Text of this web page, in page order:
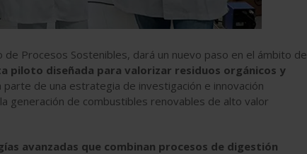
Procesos Sostenibles, dará un nuevo paso en el ámbito de
piloto diseñada para valorizar residuos orgánicos y
de una estrategia de investigación e innovación
generación de combustibles renovables de alto valor
avanzadas que combinan procesos de digestión